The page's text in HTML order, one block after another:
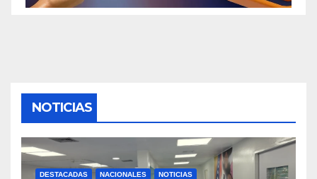
NOTICIAS
DESTACADAS NACIONALES NOTICIAS